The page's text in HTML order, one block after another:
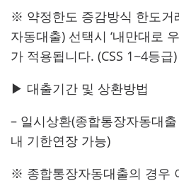
※ 약정한도 증감방식 한도거
자동대출) 선택시 ‘내만대로
가 적용됩니다. (CSS 1~4등급)
▶ 대출기간 및 상환방법
– 일시상환(종합통장자동대
내 기한연장 가능)
※ 종합통장자동대출의 경우